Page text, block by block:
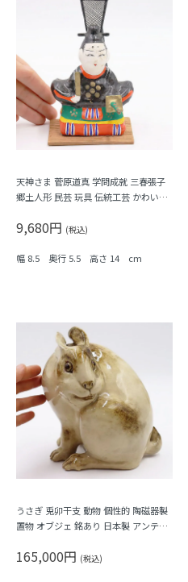
天神さま 菅原道真 学問成就 三春張子
郷土人形 民芸 玩具 伝統工芸 かわいい
9,680円 (税込)
幅 8.5 奥行 5.5 高さ 14 cm
うさぎ 兎卯干支 動物 個性的 陶磁器製
置物 オブジェ 銘あり 日本製 アンティ
165,000円 (税込)